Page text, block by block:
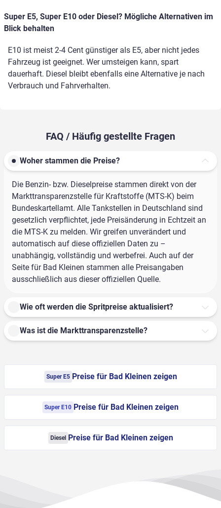
Super E5, Super E10 oder Diesel? Mögliche Alternativen im
Blick behalten
E10 ist meist 2-4 Cent günstiger als E5, aber nicht jedes
Fahrzeug ist geeignet. Wer umsteigen kann, spart
dauerhaft. Diesel bleibt ebenfalls eine Alternative je nach
Verbrauch und Fahrverhalten.
FAQ / Häufig gestellte Fragen
Woher stammen die Preise?
Die Benzin- bzw. Dieselpreise stammen direkt von der
Markttransparenzstelle für Kraftstoffe (MTS-K) beim
Bundeskartellamt. Alle Tankstellen in Deutschland sind
gesetzlich verpflichtet, jede Preisänderung in Echtzeit an
die MTS-K zu melden. Wir greifen unverändert und
automatisch auf diese offiziellen Daten zu –
unabhängig, vollständig und werbefrei. Auch auf der
Seite für Bad Kleinen stammen alle Preisangaben
ausschließlich aus dieser offiziellen Quelle.
Wie oft werden die Spritpreise aktualisiert?
Was ist die Markttransparenzstelle?
Super E5 Preise für Bad Kleinen zeigen
Super E10 Preise für Bad Kleinen zeigen
Diesel Preise für Bad Kleinen zeigen